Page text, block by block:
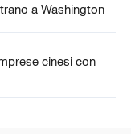
a Washington
cinesi con